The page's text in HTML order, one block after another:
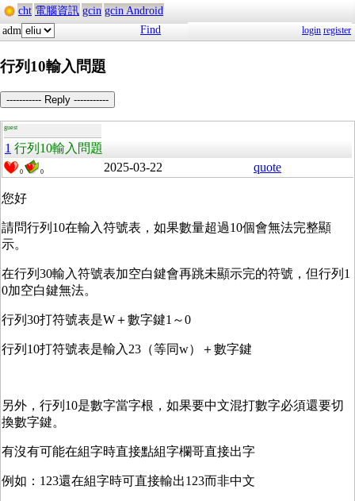
cht 電腦資訊 gcin gcin Android
adm
Find login register
行列10輸入問題
----------- Reply -----------
guest
1 行列10輸入問題
0 0 2025-03-22 quote
您好
請問行列10在輸入符號表，如果數量超過10個會無法完整顯
示。
在行列30輸入符號表加空白鍵會再跳未顯示完的符號，但行列1
0加空白鍵無法。
行列30打符號表是W＋數字鍵1～0
行列10打符號表是輸入23（等同w）＋數字鍵
另外，行列10是數字當字根，如果要中文混打數字必須還要切
換數字鍵。
有沒有可能在組字時直接點組字欄哥直接出字
例如：123還在組字時可直接輸出123而非中文